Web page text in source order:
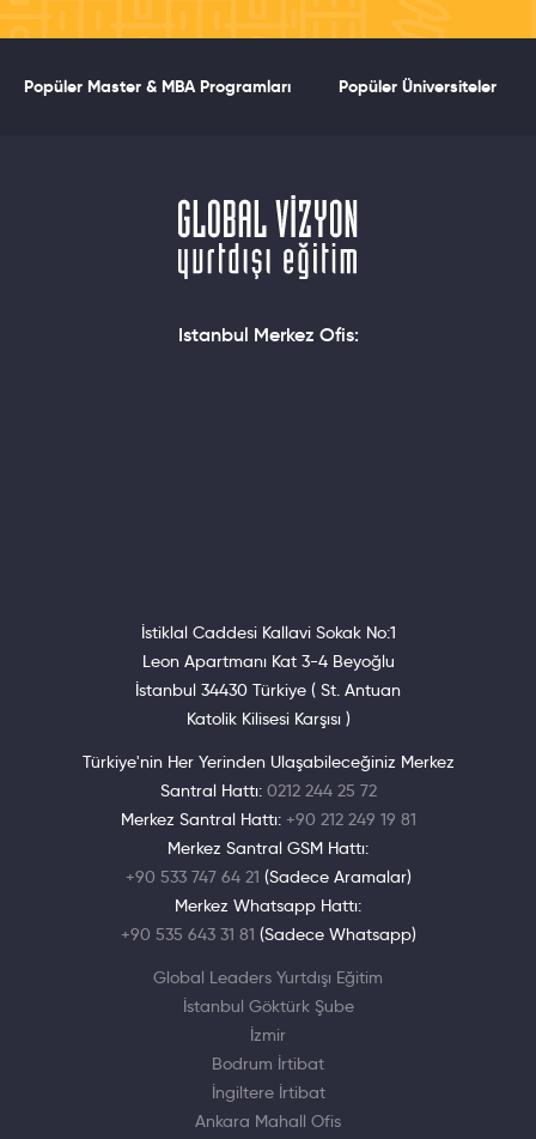
Popüler Master & MBA Programları Popüler Üniversiteler
Istanbul Merkez Ofis:
İstiklal Caddesi Kallavi Sokak No:1
Leon Apartmanı Kat 3-4 Beyoğlu
İstanbul 34430 Türkiye ( St. Antuan
Katolik Kilisesi Karşısı )
Türkiye'nin Her Yerinden Ulaşabileceğiniz Merkez
Santral Hattı: 0212 244 25 72
Merkez Santral Hattı: +90 212 249 19 81
Merkez Santral GSM Hattı:
+90 533 747 64 21 (Sadece Aramalar)
Merkez Whatsapp Hattı:
+90 535 643 31 81 (Sadece Whatsapp)
Global Leaders Yurtdışı Eğitim
İstanbul Göktürk Şube
İzmir
Bodrum İrtibat
İngiltere İrtibat
Ankara Mahall Ofis